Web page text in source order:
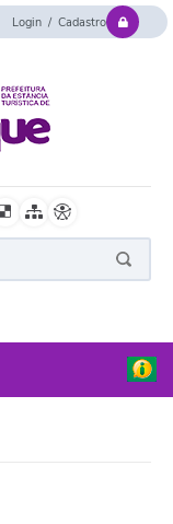
Login / Cadastro